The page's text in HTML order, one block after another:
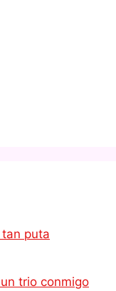
puta
trio conmigo